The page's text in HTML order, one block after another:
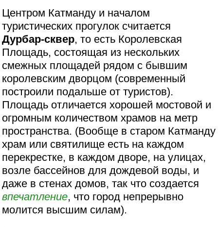
Центром Катманду и началом
туристических прогулок считается
Дурбар-сквер, то есть Королевская
Площадь, состоящая из нескольких
смежных площадей рядом с бывшим
королевским дворцом (современный
построили подальше от туристов).
Площадь отличается хорошей мостовой и
огромным количеством храмов на метр
пространства. (Вообще в старом Катманду
храм или святилище есть на каждом
перекрестке, в каждом дворе, на улицах,
возле бассейнов для дождевой воды, и
даже в стенах домов, так что создается
впечатление, что город непрерывно
молится высшим силам).